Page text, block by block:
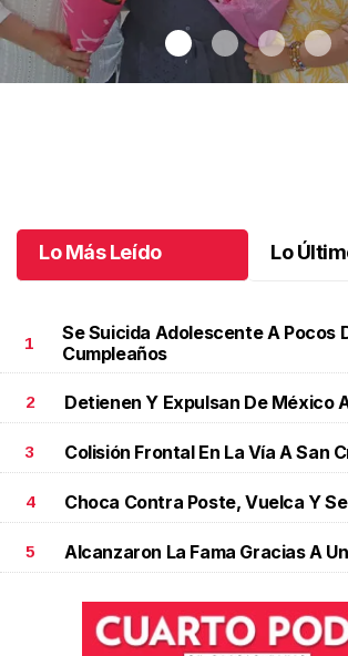
Lo Más Leído Lo
1
Se Suicida Adolescente A Pocos
Cumpleaños
2 Detienen Y Expulsan De México
3 Colisión Frontal En La Vía A San
4 Choca Contra Poste, Vuelca Y
5 Alcanzaron La Fama Gracias A